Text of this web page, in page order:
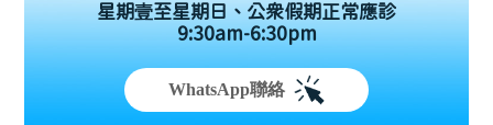
星期壹至星期日、公眾假期正常應診
9:30am-6:30pm
WhatsApp聯絡